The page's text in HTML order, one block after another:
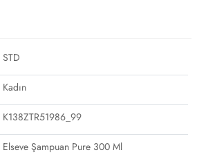
STD
Kadın
K138ZTR51986_99
Elseve Şampuan Pure 300 Ml